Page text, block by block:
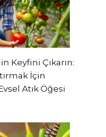
Keyfini Çıkarın:
İçin
Atık Öğesi